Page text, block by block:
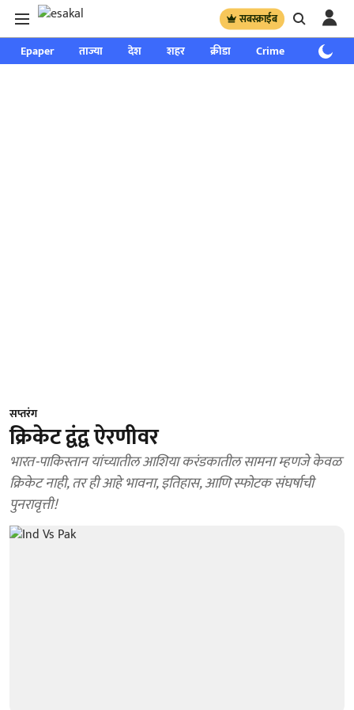
सबस्क्राईब
Epaper ताज्या देश शहर क्रीडा Crime साप्ताहिक
सप्तरंग
क्रिकेट द्वंद्व ऐरणीवर
भारत-पाकिस्तान यांच्यातील आशिया करंडकातील सामना म्हणजे केवळ
क्रिकेट नाही, तर ही आहे भावना, इतिहास, आणि स्फोटक संघर्षाची
पुनरावृत्ती!